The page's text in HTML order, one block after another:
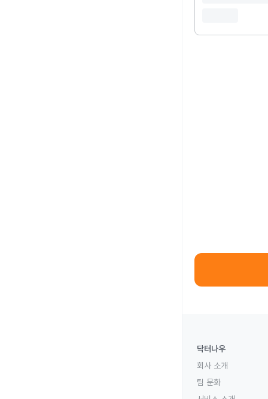
닥터나우
회사 소개
팀 문화